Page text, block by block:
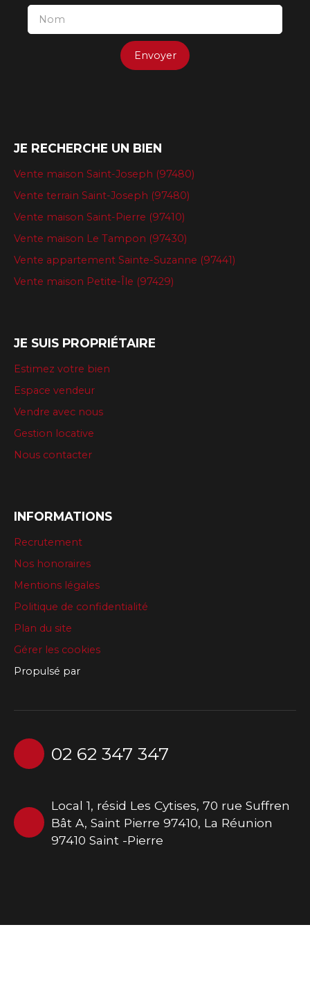
Nom
Envoyer
JE RECHERCHE UN BIEN
Vente maison Saint-Joseph (97480)
Vente terrain Saint-Joseph (97480)
Vente maison Saint-Pierre (97410)
Vente maison Le Tampon (97430)
Vente appartement Sainte-Suzanne (97441)
Vente maison Petite-Île (97429)
JE SUIS PROPRIÉTAIRE
Estimez votre bien
Espace vendeur
Vendre avec nous
Gestion locative
Nous contacter
INFORMATIONS
Recrutement
Nos honoraires
Mentions légales
Politique de confidentialité
Plan du site
Gérer les cookies
Propulsé par
02 62 347 347
Local 1, résid Les Cytises, 70 rue Suffren
Bât A, Saint Pierre 97410, La Réunion
97410 Saint -Pierre